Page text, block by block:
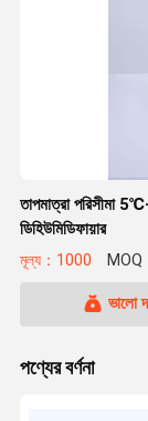
তাপমাত্রা পরিসীমা
ডিহিউমিডিফায়ার
মূল্য：1000 MOQ
ভালো
পণ্যের বর্ণনা